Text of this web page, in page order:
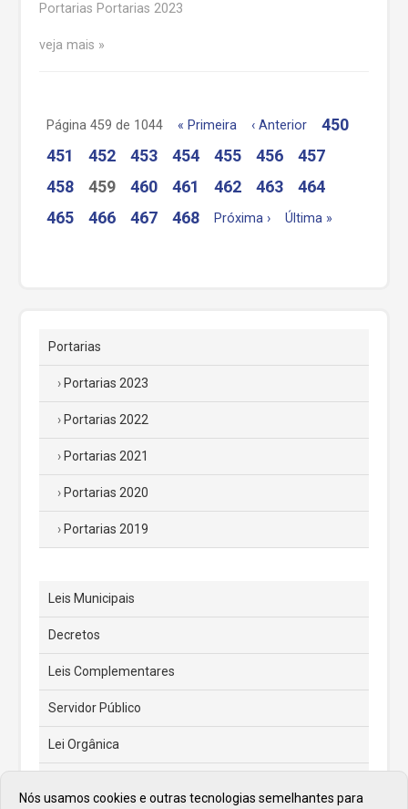
Portarias Portarias 2023
veja mais
Página 459 de 1044 « Primeira ‹ Anterior
450
451
452 453 454 455 456
457
458
459 460 461 462 463
464
465
466 467 468 Próxima › Última »
Portarias
Portarias 2023
Portarias 2022
Portarias 2021
Portarias 2020
Portarias 2019
Leis Municipais
Decretos
Leis Complementares
Servidor Público
Lei Orgânica
Nós usamos cookies e outras tecnologias semelhantes para